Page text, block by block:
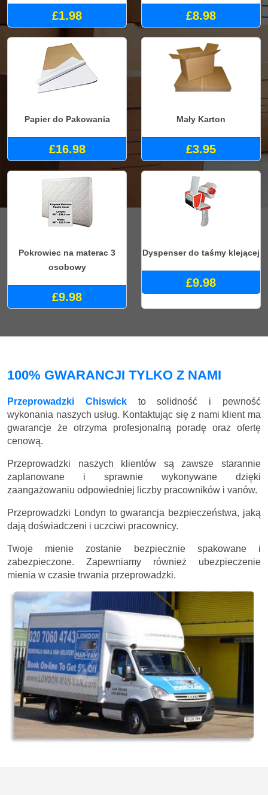
£1.98 £8.98
Papier do Pakowania
£16.98
Mały Karton
£3.95
Pokrowiec na materac 3
osobowy
£9.98
Dyspenser do taśmy klejącej
£9.98
100% GWARANCJI TYLKO Z NAMI
Przeprowadzki Chiswickto solidność i pewność
wykonania naszych usług. Kontaktując się z nami klient ma
gwarancje że otrzyma profesjonalną poradę oraz ofertę
cenową.
Przeprowadzki naszych klientów są zawsze starannie
zaplanowane i sprawnie wykonywane dzięki
zaangażowaniu odpowiedniej liczby pracowników i vanów.
Przeprowadzki Londyn to gwarancja bezpieczeństwa, jaką
dają doświadczeni i uczciwi pracownicy.
Twoje mienie zostanie bezpiecznie spakowane i
zabezpieczone. Zapewniamy również ubezpieczenie
mienia w czasie trwania przeprowadzki.